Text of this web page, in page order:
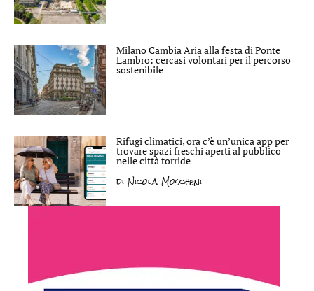
Milano Cambia Aria alla festa di Ponte
Lambro: cercasi volontari per il percorso
sostenibile
Rifugi climatici, ora c’è un’unica app per
trovare spazi freschi aperti al pubblico
nelle città torride
di Nicola Moscheni